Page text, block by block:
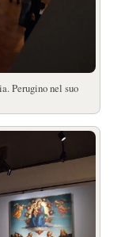
Perugino nel suo